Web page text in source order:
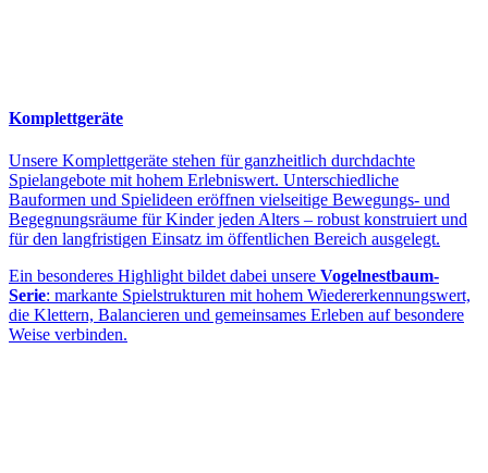
Komplettgeräte
Unsere Komplettgeräte stehen für ganzheitlich durchdachte
Spielangebote mit hohem Erlebniswert. Unterschiedliche
Bauformen und Spielideen eröffnen vielseitige Bewegungs- und
Begegnungsräume für Kinder jeden Alters – robust konstruiert und
für den langfristigen Einsatz im öffentlichen Bereich ausgelegt.
Ein besonderes Highlight bildet dabei unsere Vogelnestbaum-
Serie: markante Spielstrukturen mit hohem Wiedererkennungswert,
die Klettern, Balancieren und gemeinsames Erleben auf besondere
Weise verbinden.